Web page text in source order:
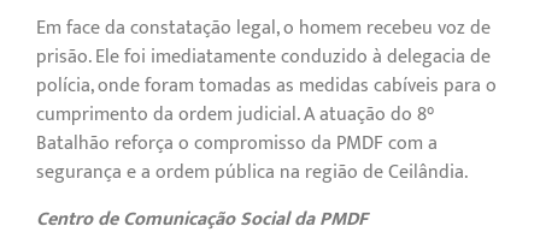
Em face da constatação legal, o homem recebeu voz de
prisão. Ele foi imediatamente conduzido à delegacia de
polícia, onde foram tomadas as medidas cabíveis para o
cumprimento da ordem judicial. A atuação do 8°
Batalhão reforça o compromisso da PMDF com a
segurança e a ordem pública na região de Ceilândia.
Centro de Comunicação Social da PMDF